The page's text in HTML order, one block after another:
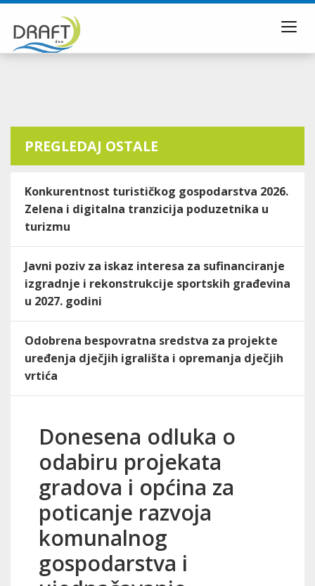
PREGLEDAJ OSTALE
Konkurentnost turističkog gospodarstva 2026.
Zelena i digitalna tranzicija poduzetnika u
turizmu
Javni poziv za iskaz interesa za sufinanciranje
izgradnje i rekonstrukcije sportskih građevina
u 2027. godini
Odobrena bespovratna sredstva za projekte
uređenja dječjih igrališta i opremanja dječjih
vrtića
Donesena odluka o
odabiru projekata
gradova i općina za
poticanje razvoja
komunalnog
gospodarstva i